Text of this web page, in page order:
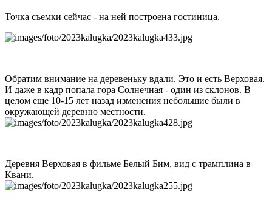
Точка съемки сейчас - на ней построена гостиница.
Обратим внимание на деревеньку вдали. Это и есть Верховая.
И даже в кадр попала гора Солнечная - один из склонов. В
целом еще 10-15 лет назад изменения небольшие были в
окружающей деревню местности.
Деревня Верховая в фильме Белый Бим, вид с трамплина в
Квани.